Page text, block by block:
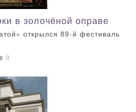
в золочёной оправе
открылся 89-й фестиваль
0